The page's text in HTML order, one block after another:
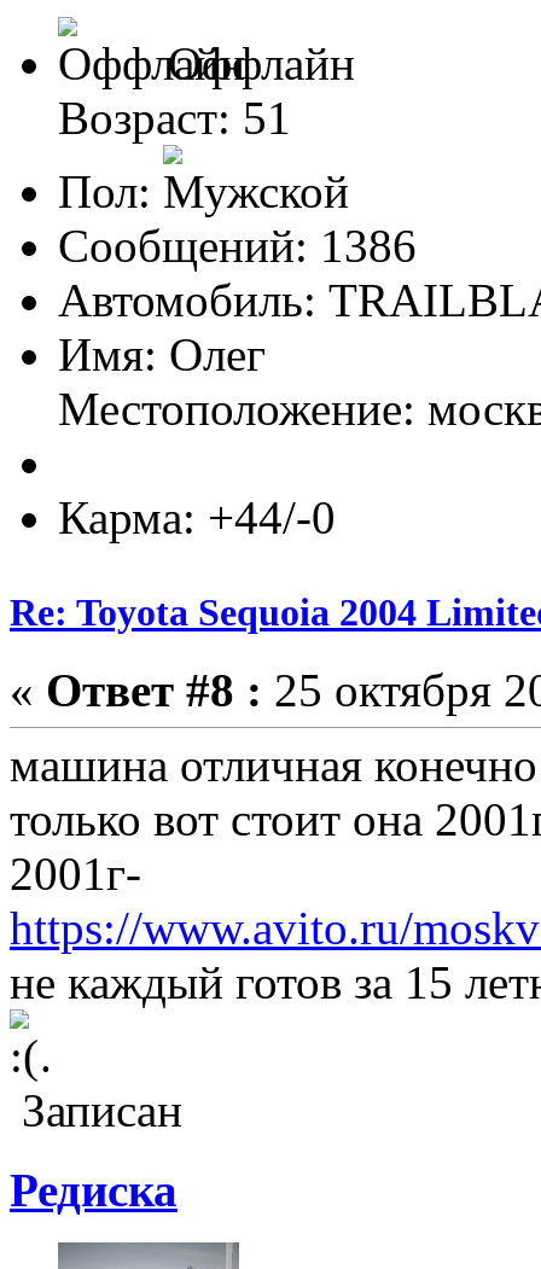
Оффлайн
Возраст: 51
Пол:
Сообщений: 1386
Автомобиль:
Имя: Олег
Местоположение:
Карма: +44/-0
Re: Toyota Sequoia 2004
« Ответ #8 : 25 октября
машина отличная
только вот стоит она
2001г-
https://www.avito.ru/
не каждый готов за 15
.
Записан
Редиска